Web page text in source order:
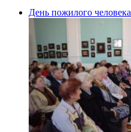
День пожилого человека